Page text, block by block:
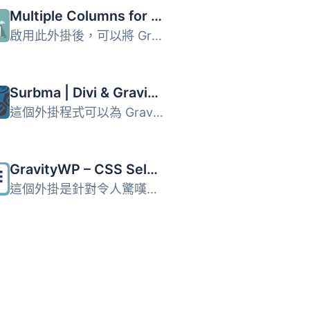
Multiple Columns for Gravity Forms
啟用此外掛後，可以將 Gravity Forms 元素分成多欄顯示。插件...
Surbma | Divi & Gravity Forms
這個外掛程式可以為 Gravity Forms 增加 Divi 主題的表單樣...
GravityWP – CSS Selector
這個外掛是針對令人驚嘆的 Gravity Forms 外掛程式的附加功...